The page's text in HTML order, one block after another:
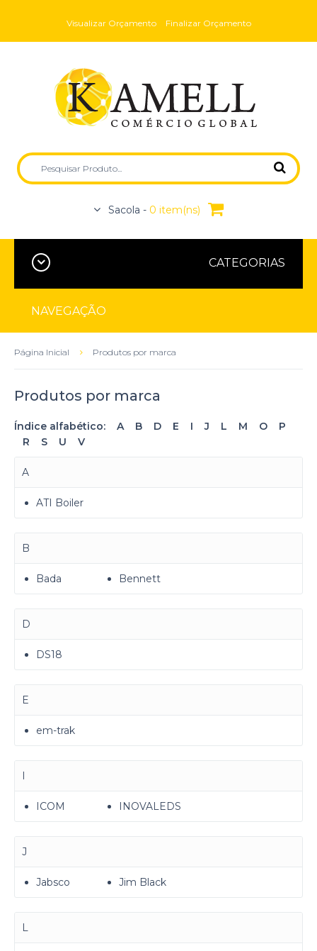
Visualizar Orçamento Finalizar Orçamento
Sacola - 0 item(ns)
CATEGORIAS
NAVEGAÇÃO
Página Inicial Produtos por marca
Produtos por marca
Índice alfabético: A B D E I J L M O
P
R
S U V
A
ATI Boiler
B
Bada Bennett
D
DS18
E
em-trak
I
ICOM INOVALEDS
J
Jabsco Jim Black
L